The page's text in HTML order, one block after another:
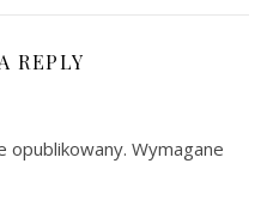
REPLY
opublikowany. Wymagane